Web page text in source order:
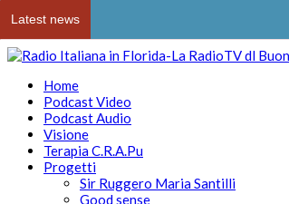
Latest news
Home
Podcast Video
Podcast Audio
Visione
Terapia C.R.A.Pu
Progetti
Sir Ruggero Maria Santilli
Good sense